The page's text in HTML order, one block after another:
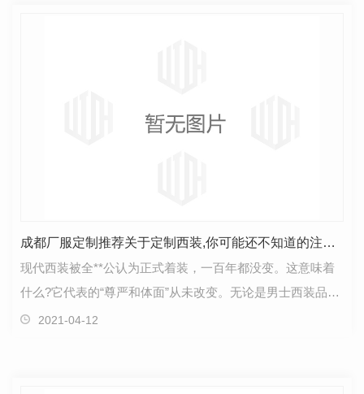
成都厂服定制推荐关于定制西装,你可能还不知道的注意事项!
现代西装被全**公认为正式着装，一百年都没变。这意味着
什么?它代表的“尊严和体面”从未改变。无论是男士西装品
牌，还是女款西装，西装的选择尤其重要。随着现代…
2021-04-12